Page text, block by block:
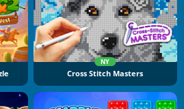
NY
Cross Stitch Masters